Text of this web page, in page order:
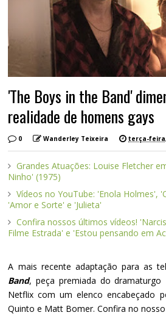
'The Boys in the Band'
realidade de homens gays
0 Wanderley Teixeira terça-
Grandes Atuações: Louise Fletcher
Ninho' (1975)
Vídeos no YouTube: 'Enola Holmes',
'Amor e Sorte' e 'Julieta'
Confira nossos últimos vídeos!
Filme Estrada' e 'Estou pensando em
A mais recente adaptação para as
Band, peça premiada do dramaturgo
Netflix com um elenco encabeçado
Quinto e Matt Bomer. Confira no